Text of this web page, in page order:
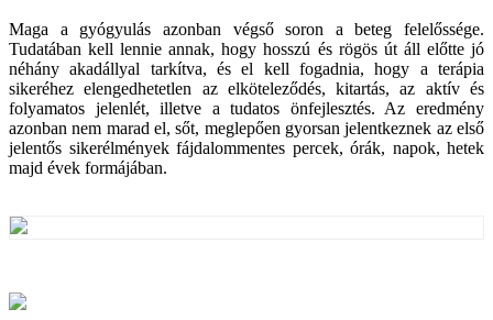
Maga a gyógyulás azonban végső soron a beteg felelőssége.
Tudatában kell lennie annak, hogy hosszú és rögös út áll előtte jó
néhány akadállyal tarkítva, és el kell fogadnia, hogy a terápia
sikeréhez elengedhetetlen az elköteleződés, kitartás, az aktív és
folyamatos jelenlét, illetve a tudatos önfejlesztés. Az eredmény
azonban nem marad el, sőt, meglepően gyorsan jelentkeznek az első
jelentős sikerélmények fájdalommentes percek, órák, napok, hetek
majd évek formájában.